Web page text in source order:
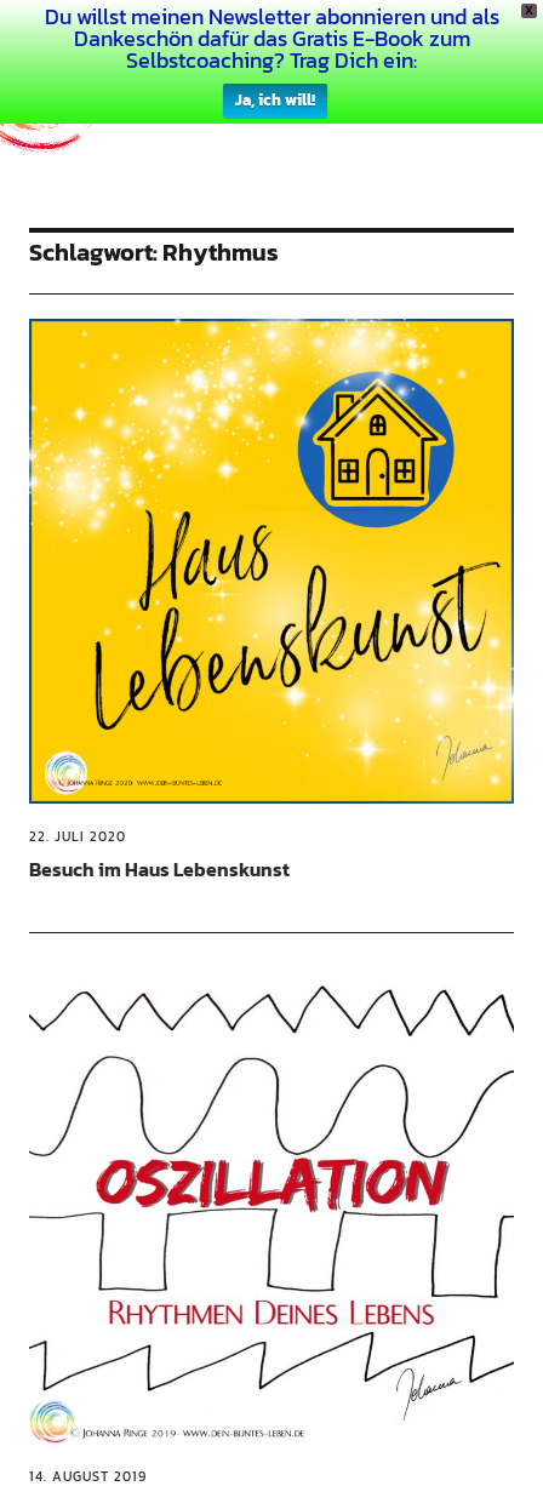
X
Du willst meinen Newsletter abonnieren und als
Dankeschön dafür das Gratis E-Book zum
Selbstcoaching? Trag Dich ein:
Ja, ich will!
Dein Buntes Leben
Schlagwort:Rhythmus
22. JULI 2020
Besuch im Haus Lebenskunst
14. AUGUST 2019